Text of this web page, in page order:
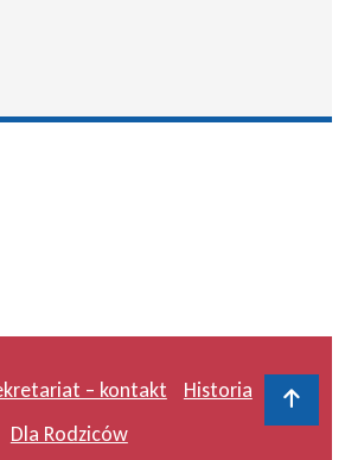
– kontakt
Historia
Dla Rodziców
Do